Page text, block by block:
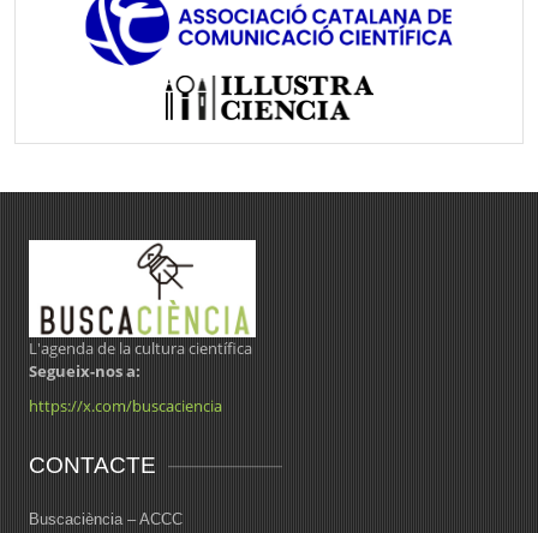
L'agenda de la cultura científica
Segueix-nos a:
https://x.com/buscaciencia
CONTACTE
Buscaciència – ACCC